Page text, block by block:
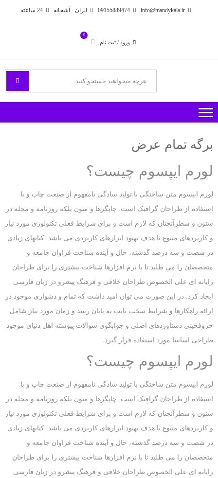
info@mandykala.ir
09155889474 ایران - آشخانه
ورود / ثبت نام
0
فروشگاه اینترنتی مندی
برگه تمام عرض
لورم ایپسوم چیست؟
لورم ایپسوم متن ساختگی با تولید سادگی نامفهوم از صنعت چاپ و با
استفاده از طراحان گرافیک است. چاپگرها و متون بلکه روزنامه و مجله در
ستون و سطرآنچنان که لازم است و برای شرایط فعلی تکنولوژی مورد نیاز
و کاربردهای متنوع با هدف بهبود ابزارهای کاربردی می باشد. کتابهای زیادی
در شصت و سه درصد گذشته، حال و آینده شناخت فراوان جامعه و
متخصصان را می طلبد تا با نرم افزارها شناخت بیشتری را برای طراحان
رایانه ای علی الخصوص طراحان خلاقی و فرهنگ پیشرو در زبان فارسی
ایجاد کرد. در این صورت می توان امید داشت که تمام و دشواری موجود در
ارائه راهکارها و شرایط سخت تایپ به پایان رسد و زمان مورد نیاز شامل
حروفچینی دستاوردهای اصلی و جوابگوی سوالات پیوسته اهل دنیای موجود
طراحی اساسا مورد استفاده قرار گیرد.
لورم ایپسوم چیست؟
لورم ایپسوم متن ساختگی با تولید سادگی نامفهوم از صنعت چاپ و با
استفاده از طراحان گرافیک است. چاپگرها و متون بلکه روزنامه و مجله در
ستون و سطرآنچنان که لازم است و برای شرایط فعلی تکنولوژی مورد نیاز
و کاربردهای متنوع با هدف بهبود ابزارهای کاربردی می باشد. کتابهای زیادی
در شصت و سه درصد گذشته، حال و آینده شناخت فراوان جامعه و
متخصصان را می طلبد تا با نرم افزارها شناخت بیشتری را برای طراحان
رایانه ای علی الخصوص طراحان خلاقی و فرهنگ پیشرو در زبان فارسی